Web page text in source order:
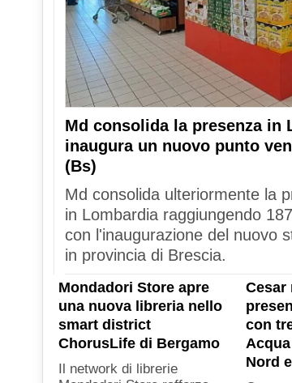
Md consolida la presenza in
inaugura un nuovo punto
(Bs)
Md consolida ulteriormente la
in Lombardia raggiungendo
con l'inaugurazione del nuovo
in provincia di Brescia.
Mondadori Store apre
una nuova libreria nello
smart district
ChorusLife di Bergamo
Il network di librerie
Cesar
con
Acqua
Nord